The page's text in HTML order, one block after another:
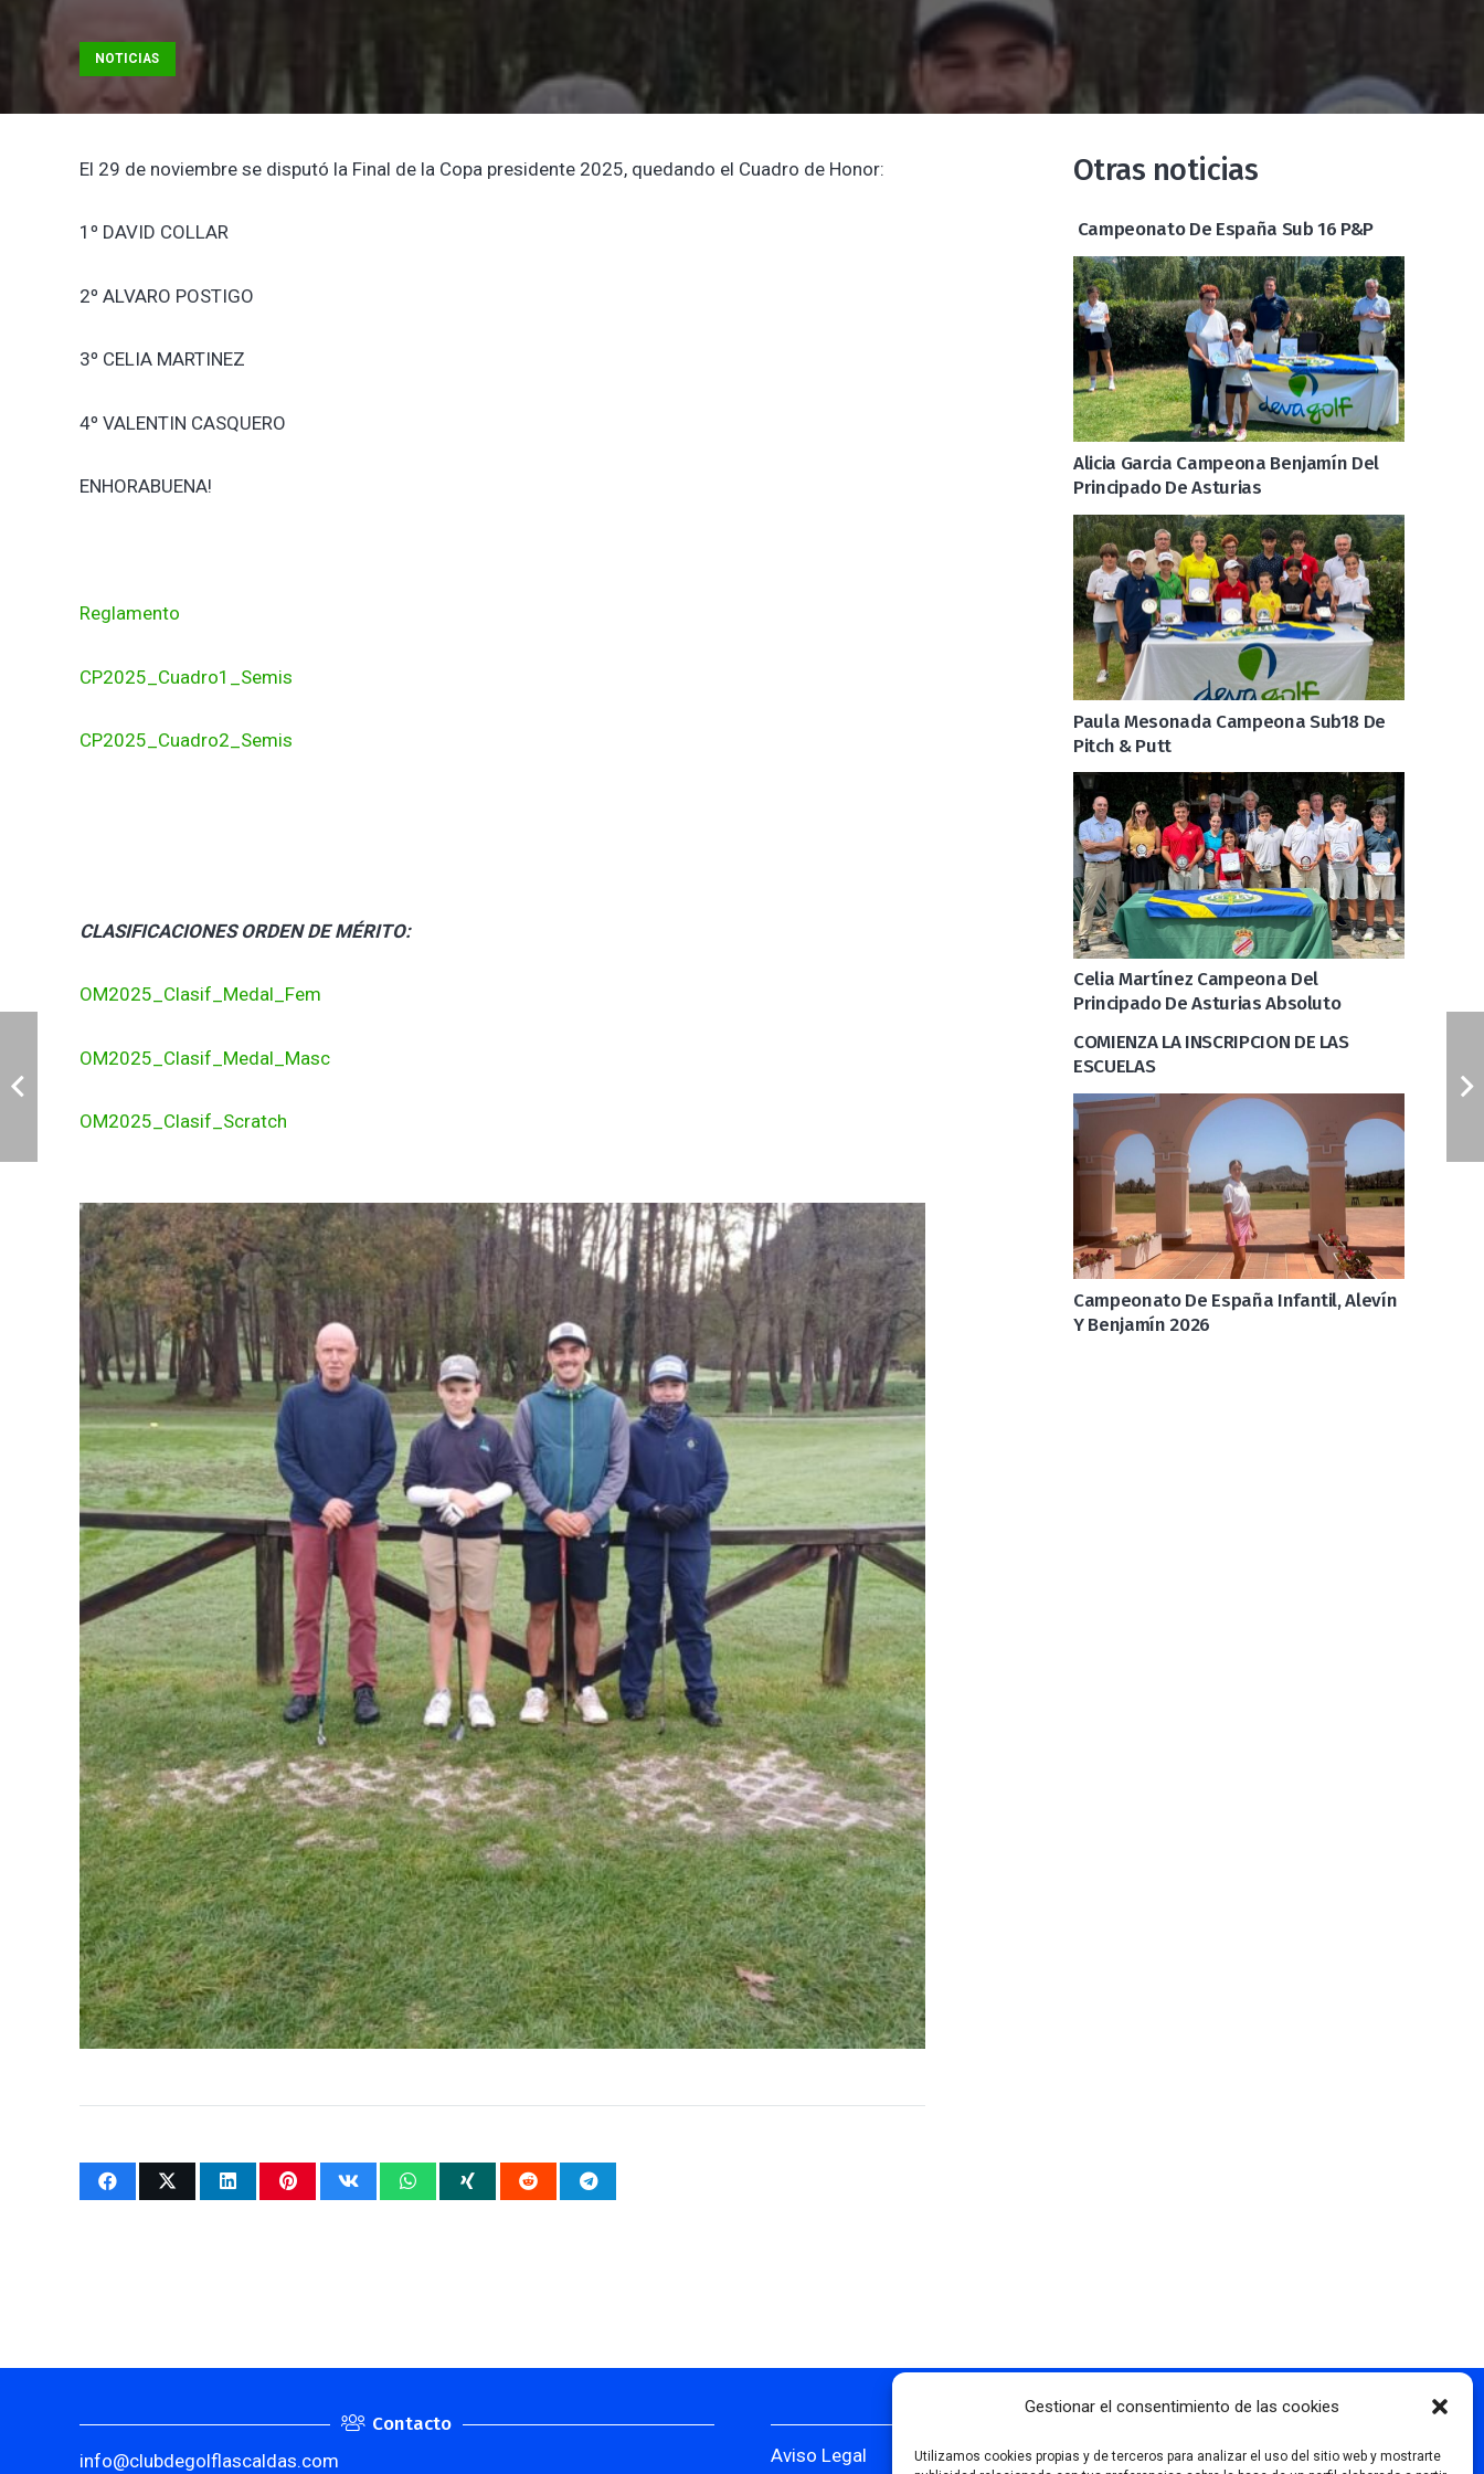
Gestionar el consentimiento de las cookies
Utilizamos cookies propias y de terceros para analizar el uso del sitio web y mostrarte
NOTICIAS
El 29 de noviembre se disputó la Final de la Copa presidente 2025, quedando el Cuadro de Honor:
1º DAVID COLLAR
2º ALVARO POSTIGO
3º CELIA MARTINEZ
4º VALENTIN CASQUERO
ENHORABUENA!
Reglamento
CP2025_Cuadro1_Semis
CP2025_Cuadro2_Semis
CLASIFICACIONES ORDEN DE MÉRITO:
OM2025_Clasif_Medal_Fem
OM2025_Clasif_Medal_Masc
OM2025_Clasif_Scratch
Otras noticias
Campeonato De España Sub 16 P&P
Alicia Garcia Campeona Benjamín Del
Principado De Asturias
Paula Mesonada Campeona Sub18 De
Pitch & Putt
Celia Martínez Campeona Del
Principado De Asturias Absoluto
COMIENZA LA INSCRIPCION DE LAS
ESCUELAS
Campeonato De España Infantil, Alevín
Y Benjamín 2026
Contacto
info@clubdegolflascaldas.com Aviso Legal